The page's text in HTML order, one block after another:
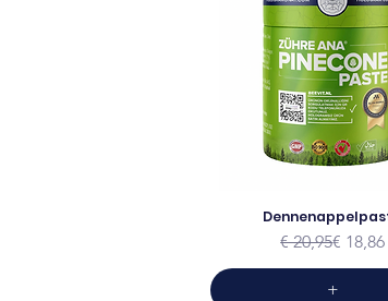
€ 20,95€ 18,86
+